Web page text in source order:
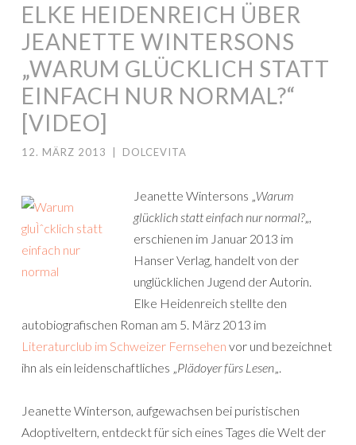
ELKE HEIDENREICH ÜBER
JEANETTE WINTERSONS
„WARUM GLÜCKLICH STATT
EINFACH NUR NORMAL?“
[VIDEO]
12. MÄRZ 2013 DOLCEVITA
Jeanette Wintersons „Warum
glücklich statt einfach nur normal?„,
erschienen im Januar 2013 im
Hanser Verlag, handelt von der
unglücklichen Jugend der Autorin.
Elke Heidenreich stellte den
autobiografischen Roman am 5. März 2013 im
Literaturclub im Schweizer Fernsehen vor und bezeichnet
ihn als ein leidenschaftliches „Plädoyer fürs Lesen„.
Jeanette Winterson, aufgewachsen bei puristischen
Adoptiveltern, entdeckt für sich eines Tages die Welt der